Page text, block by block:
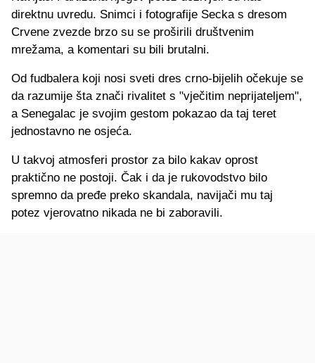
direktnu uvredu. Snimci i fotografije Secka s dresom
Crvene zvezde brzo su se proširili društvenim
mrežama, a komentari su bili brutalni.
Od fudbalera koji nosi sveti dres crno-bijelih očekuje se
da razumije šta znači rivalitet s "vječitim neprijateljem",
a Senegalac je svojim gestom pokazao da taj teret
jednostavno ne osjeća.
U takvoj atmosferi prostor za bilo kakav oprost
praktično ne postoji. Čak i da je rukovodstvo bilo
spremno da pređe preko skandala, navijači mu taj
potez vjerovatno nikada ne bi zaboravili.